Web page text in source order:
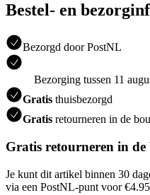
Bestel- en
Bezorgd door PostNL
Bezorging tussen 11
Gratis thuisbezorgd
Gratis retourneren in de
Gratis retourneren in
Je kunt dit artikel binnen 30
via een PostNL-punt voor